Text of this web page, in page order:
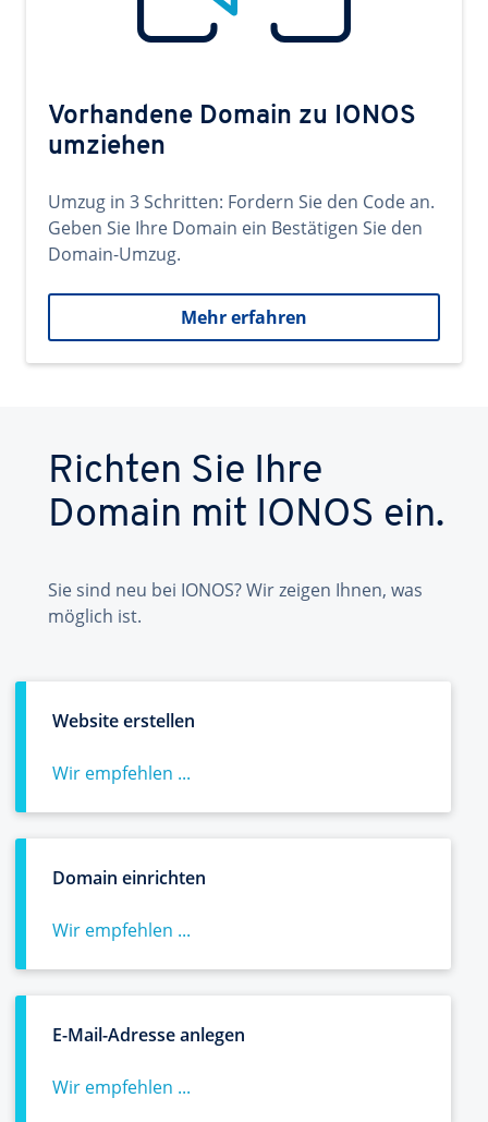
Vorhandene Domain zu IONOS
umziehen
Umzug in 3 Schritten: Fordern Sie den Code an.
Geben Sie Ihre Domain ein Bestätigen Sie den
Domain-Umzug.
Mehr erfahren
Richten Sie Ihre
Domain mit IONOS ein.
Sie sind neu bei IONOS? Wir zeigen Ihnen, was
möglich ist.
Website erstellen
Wir empfehlen ...
Domain einrichten
Wir empfehlen ...
E-Mail-Adresse anlegen
Wir empfehlen ...